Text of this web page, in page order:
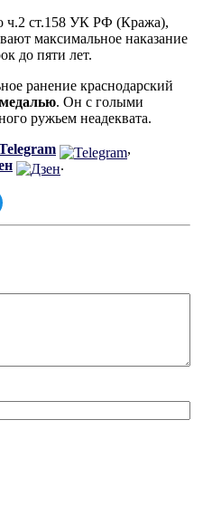
ч.2 ст.158 УК РФ (Кража),
максимальное наказание
до пяти лет.
ранение краснодарский
. Он с голыми
ружьем неадеквата.
,
.